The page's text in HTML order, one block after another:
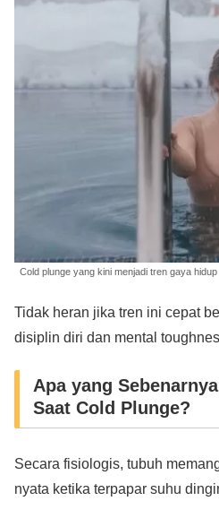
Cold plunge yang kini menjadi tren gaya
Tidak heran jika tren ini cepat
disiplin diri dan mental
Apa yang
Saat Cold Plunge?
Secara fisiologis, tubuh
nyata ketika terpapar suhu